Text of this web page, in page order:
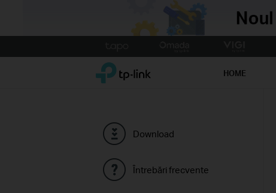
to
TP-Link, Reliably Smart HOME
Download
Întrebări frecvente